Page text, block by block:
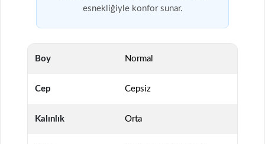
esnekliğiyle konfor sunar.
Boy Normal
Cep Cepsiz
Kalınlık Orta